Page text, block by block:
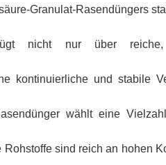
Granulat-Rasendüngers
nicht nur über reiche,
kontinuierliche und stabile
wählt eine
sind reich an hohen